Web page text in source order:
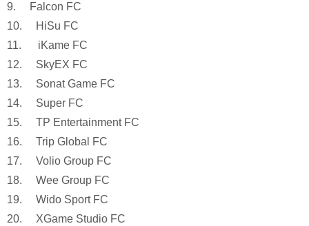
9. Falcon FC
10. HiSu FC
11. iKame FC
12. SkyEX FC
13. Sonat Game FC
14. Super FC
15. TP Entertainment FC
16. Trip Global FC
17. Volio Group FC
18. Wee Group FC
19. Wido Sport FC
20. XGame Studio FC